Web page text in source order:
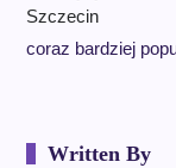
coraz bardziej
Written By